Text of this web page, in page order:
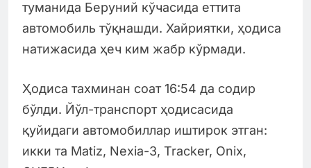
туманида Беруний кўчасида еттита
автомобиль тўқнашди. Хайриятки, ҳодиса
натижасида ҳеч ким жабр кўрмади.
Ҳодиса тахминан соат 16:54 да содир
бўлди. Йўл-транспорт ҳодисасида
қуйидаги автомобиллар иштирок этган:
икки та Matiz, Nexia-3, Tracker, Onix,